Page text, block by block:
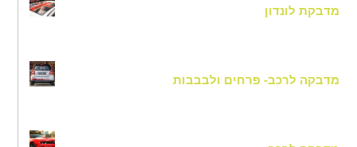
מדבקת לונדון
מדבקה לרכב- פרחים ולבבבות